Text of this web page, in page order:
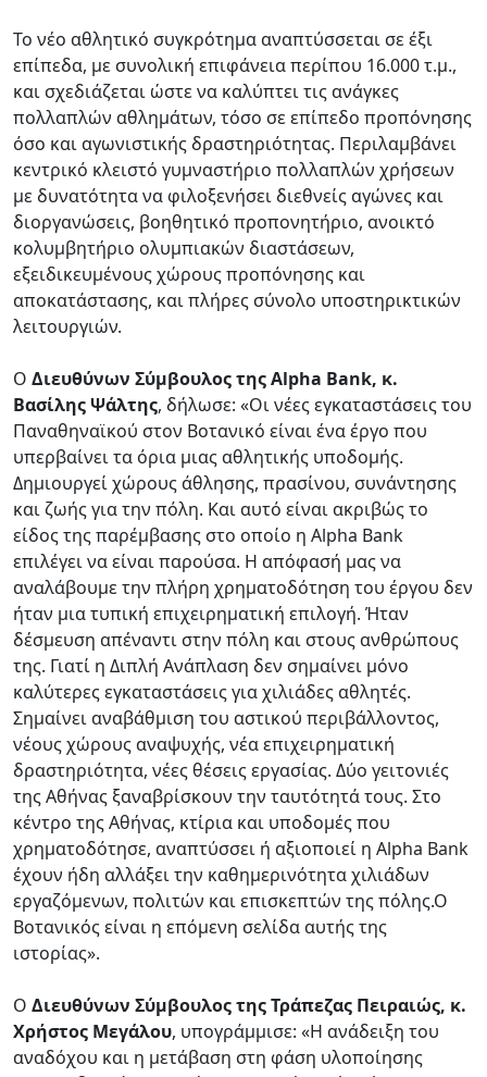
Το νέο αθλητικό συγκρότημα αναπτύσσεται σε έξι
επίπεδα, με συνολική επιφάνεια περίπου 16.000 τ.μ.,
και σχεδιάζεται ώστε να καλύπτει τις ανάγκες
πολλαπλών αθλημάτων, τόσο σε επίπεδο προπόνησης
όσο και αγωνιστικής δραστηριότητας. Περιλαμβάνει
κεντρικό κλειστό γυμναστήριο πολλαπλών χρήσεων
με δυνατότητα να φιλοξενήσει διεθνείς αγώνες και
διοργανώσεις, βοηθητικό προπονητήριο, ανοικτό
κολυμβητήριο ολυμπιακών διαστάσεων,
εξειδικευμένους χώρους προπόνησης και
αποκατάστασης, και πλήρες σύνολο υποστηρικτικών
λειτουργιών.
Ο Διευθύνων Σύμβουλος της Alpha Bank, κ.
Βασίλης Ψάλτης, δήλωσε: «Οι νέες εγκαταστάσεις του
Παναθηναϊκού στον Βοτανικό είναι ένα έργο που
υπερβαίνει τα όρια μιας αθλητικής υποδομής.
Δημιουργεί χώρους άθλησης, πρασίνου, συνάντησης
και ζωής για την πόλη. Και αυτό είναι ακριβώς το
είδος της παρέμβασης στο οποίο η Alpha Bank
επιλέγει να είναι παρούσα. Η απόφασή μας να
αναλάβουμε την πλήρη χρηματοδότηση του έργου δεν
ήταν μια τυπική επιχειρηματική επιλογή. Ήταν
δέσμευση απέναντι στην πόλη και στους ανθρώπους
της. Γιατί η Διπλή Ανάπλαση δεν σημαίνει μόνο
καλύτερες εγκαταστάσεις για χιλιάδες αθλητές.
Σημαίνει αναβάθμιση του αστικού περιβάλλοντος,
νέους χώρους αναψυχής, νέα επιχειρηματική
δραστηριότητα, νέες θέσεις εργασίας. Δύο γειτονιές
της Αθήνας ξαναβρίσκουν την ταυτότητά τους. Στο
κέντρο της Αθήνας, κτίρια και υποδομές που
χρηματοδότησε, αναπτύσσει ή αξιοποιεί η Alpha Bank
έχουν ήδη αλλάξει την καθημερινότητα χιλιάδων
εργαζόμενων, πολιτών και επισκεπτών της πόλης.Ο
Βοτανικός είναι η επόμενη σελίδα αυτής της
ιστορίας».
Ο Διευθύνων Σύμβουλος της Τράπεζας Πειραιώς, κ.
Χρήστος Μεγάλου, υπογράμμισε: «Η ανάδειξη του
αναδόχου και η μετάβαση στη φάση υλοποίησης